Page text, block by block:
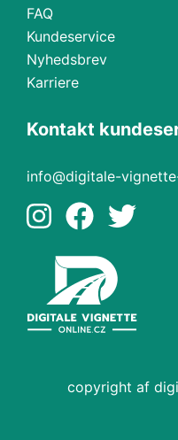
FAQ
Kundeservice
Nyhedsbrev
Karriere
Kontakt
info@digitale-
copyright af